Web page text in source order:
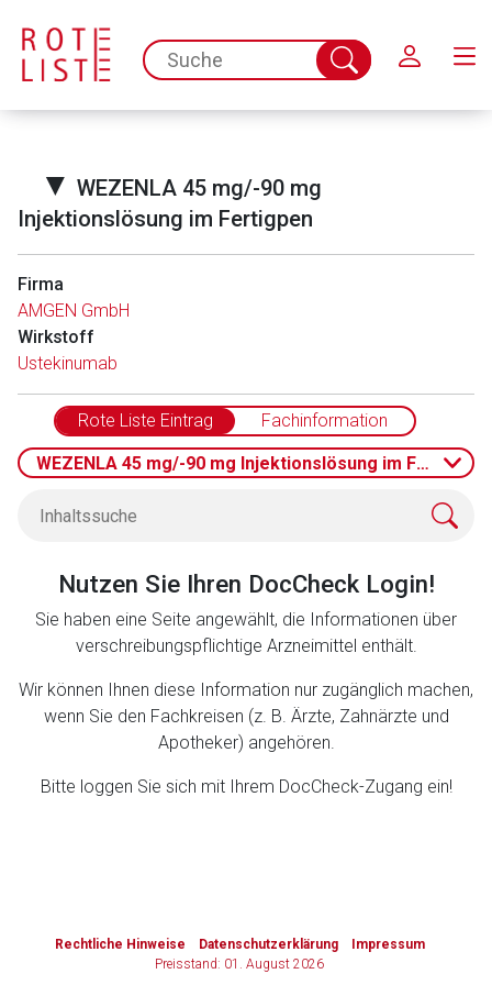
spc.search.input.placeholder
Suche
abschicken
▼ WEZENLA 45 mg/-90 mg
Injektionslösung im Fertigpen
Firma
AMGEN GmbH
Wirkstoff
Ustekinumab
Rote Liste Eintrag Fachinformation
WEZENLA 45 mg/-90 mg Injektionslösung im Fertigpen
Nutzen Sie Ihren DocCheck Login!
Sie haben eine Seite angewählt, die Informationen über
verschreibungspflichtige Arzneimittel enthält.
Wir können Ihnen diese Information nur zugänglich machen,
wenn Sie den Fachkreisen (z. B. Ärzte, Zahnärzte und
Apotheker) angehören.
Bitte loggen Sie sich mit Ihrem DocCheck-Zugang ein!
Rechtliche Hinweise Datenschutzerklärung
Impressum
Preisstand: 01. August 2026
Aufruf einer externen Seite
Der von Ihnen aufgerufene Link öffnet eine externe Web-
Seite. Für die Inhalte der externen Web-Seite ist deren
Betreiber verantwortlich. Ebenso gelten dort ggf. andere
Datenschutzbestimmungen.